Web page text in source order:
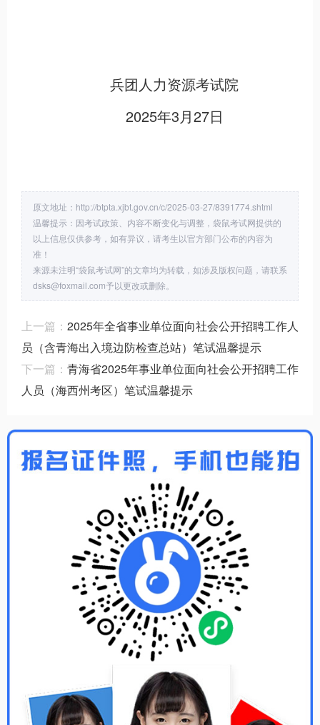
兵团人力资源考试院
2025年3月27日
原文地址：http://btpta.xjbt.gov.cn/c/2025-03-27/8391774.shtml
温馨提示：因考试政策、内容不断变化与调整，袋鼠考试网提供的
以上信息仅供参考，如有异议，请考生以官方部门公布的内容为
准！
来源未注明“袋鼠考试网”的文章均为转载，如涉及版权问题，请联系
dsks@foxmail.com予以更改或删除。
上一篇： 2025年全省事业单位面向社会公开招聘工作人
员（含青海出入境边防检查总站）笔试温馨提示
下一篇： 青海省2025年事业单位面向社会公开招聘工作
人员（海西州考区）笔试温馨提示